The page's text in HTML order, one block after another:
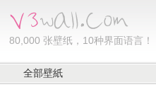
80,000 张壁纸，10种界面语言！
全部壁紙